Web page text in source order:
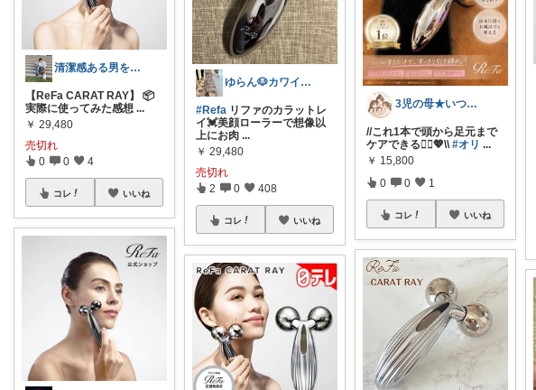
清潔感ある男を作る自分磨きROOM
【ReFa CARAT RAY】 📦
実際に使ってみた感想 ...
￥ 29,480
売切れ
0 0 4
コレ いいね
ゆらん🐶カワイイ物コレクター
#Refa リファのカラットレ
イ💓美顔ローラーで想像以
上にお肉 ...
￥ 29,480
売切れ
2 0 408
コレ いいね
3児の母★いつもありがとうございます★
//これ1本で頭から足元まで
ケアできる💆‍♀️💖\\#オリ ...
￥ 15,800
0 0 1
コレ いいね